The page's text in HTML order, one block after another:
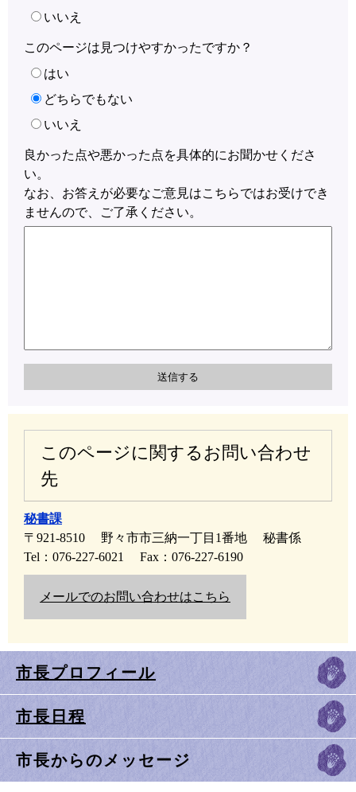
いいえ
このページは見つけやすかったですか？
はい
どちらでもない
いいえ
良かった点や悪かった点を具体的にお聞かせくださ
い。
なお、お答えが必要なご意見はこちらではお受けでき
ませんので、ご了承ください。
このページに関するお問い合わせ
先
秘書課
〒921-8510
野々市市三納一丁目1番地
秘書係
Tel：076-227-6021
Fax：076-227-6190
メールでのお問い合わせはこちら
市長プロフィール
市長日程
市長からのメッセージ